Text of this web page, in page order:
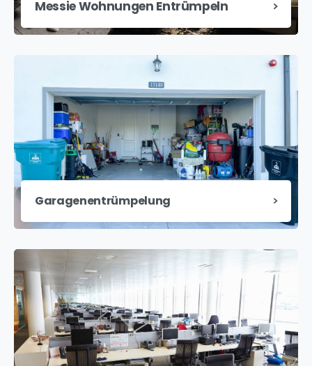
Messie Wohnungen Entrümpeln
Garagenentrümpelung